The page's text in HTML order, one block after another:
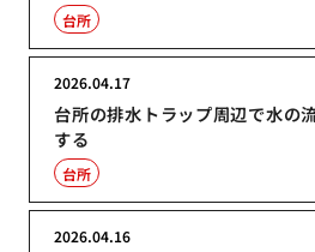
台所
台所の排水トラップ周辺で水の
する
2026.04.17
台所
2026.04.16